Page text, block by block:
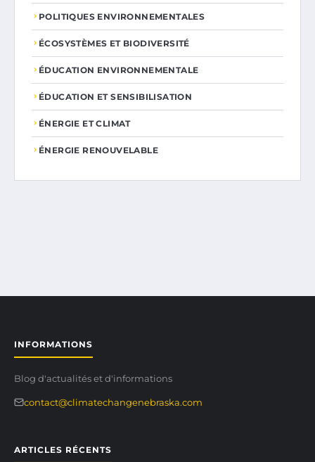
POLITIQUES ENVIRONNEMENTALES
ÉCOSYSTÈMES ET BIODIVERSITÉ
ÉDUCATION ENVIRONNEMENTALE
ÉDUCATION ET SENSIBILISATION
ÉNERGIE ET CLIMAT
ÉNERGIE RENOUVELABLE
INFORMATIONS
Blog d'actualités et d'informations
contact@climatechangenebraska.com
ARTICLES RÉCENTS